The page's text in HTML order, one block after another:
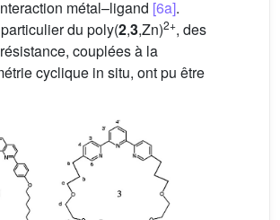
métal–ligand [6a].
du poly(2,3,Zn)2+, des
couplées à la
cyclique in situ, ont pu être